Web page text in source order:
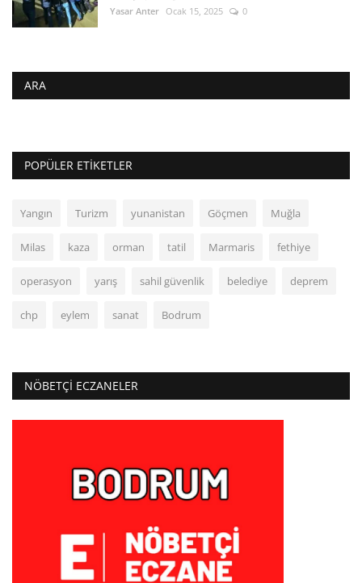
Yasar Anter Ocak 15, 2025 0
ARA
POPÜLER ETIKETLER
Yangın Turizm yunanistan Göçmen Muğla
Milas kaza orman tatil Marmaris fethiye
operasyon yarış sahil güvenlik belediye deprem
chp eylem sanat Bodrum
NÖBETÇI ECZANELER